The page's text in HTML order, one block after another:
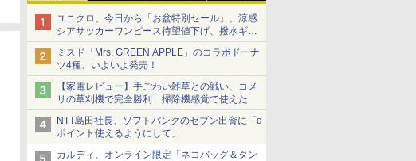
ユニクロ、今日から「お盆特別セール」。涼感
シアサッカーワンピース待望値下げ、撥水ギア
ショーツは1990円に
ミスド「Mrs. GREEN APPLE」のコラボドーナ
ツ4種、いよいよ発売！
【家電レビュー】手ごわい雑草との戦い、コメ
リの草刈機で完全勝利 掃除機感覚で使えた
NTT島田社長、ソフトバンクのセブン出資に「d
ポイント使えるようにして」
カルディ、オンライン限定「ネコバッグ＆タン